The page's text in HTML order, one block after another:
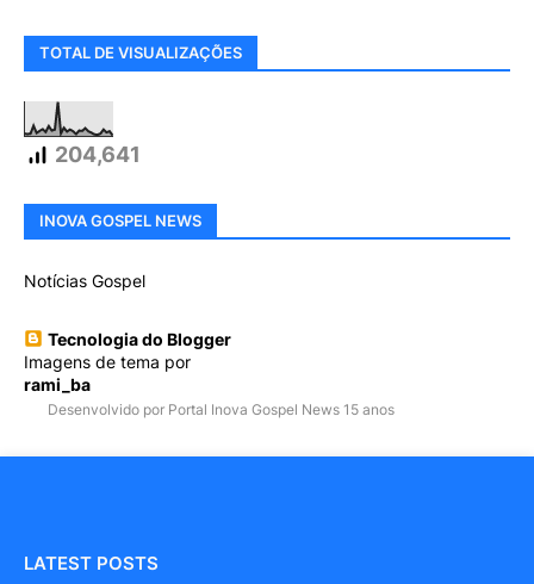
TOTAL DE VISUALIZAÇÕES
204,641
INOVA GOSPEL NEWS
Notícias Gospel
Tecnologia do Blogger
Imagens de tema por
rami_ba
Desenvolvido por Portal Inova Gospel News 15 anos
LATEST POSTS